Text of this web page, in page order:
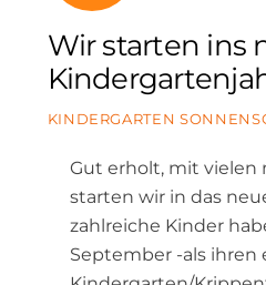
Wir starten ins
KINDERGARTEN
Gut erholt, mit vielen
starten wir in das
zahlreiche Kinder
September -als ihren